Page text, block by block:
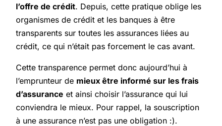
l’offre de crédit. Depuis, cette pratique oblige les
organismes de crédit et les banques à être
transparents sur toutes les assurances liées au
crédit, ce qui n’était pas forcement le cas avant.
Cette transparence permet donc aujourd’hui à
l’emprunteur de mieux être informé sur les frais
d’assurance et ainsi choisir l’assurance qui lui
conviendra le mieux. Pour rappel, la souscription
à une assurance n’est pas une obligation :).